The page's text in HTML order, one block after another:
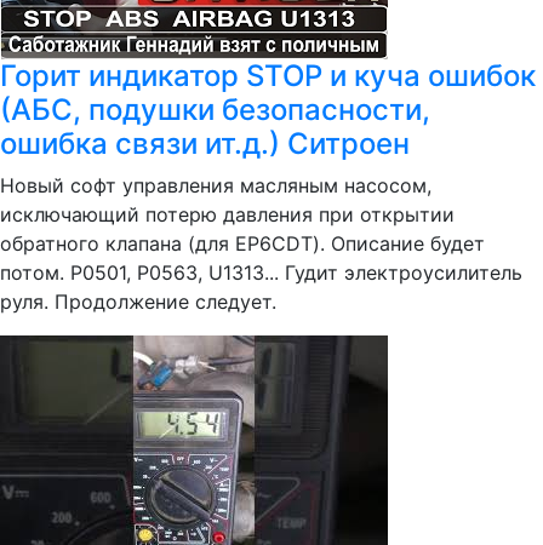
Горит индикатор STOP и куча ошибок
(АБС, подушки безопасности,
ошибка связи ит.д.) Ситроен
Новый софт управления масляным насосом,
исключающий потерю давления при открытии
обратного клапана (для EP6CDT). Описание будет
потом. P0501, P0563, U1313... Гудит электроусилитель
руля. Продолжение следует.